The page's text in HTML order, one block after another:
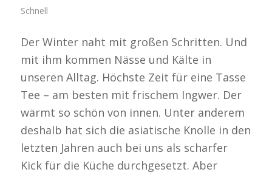
Schnell
Der Winter naht mit großen Schritten. Und
mit ihm kommen Nässe und Kälte in
unseren Alltag. Höchste Zeit für eine Tasse
Tee – am besten mit frischem Ingwer. Der
wärmt so schön von innen. Unter anderem
deshalb hat sich die asiatische Knolle in den
letzten Jahren auch bei uns als scharfer
Kick für die Küche durchgesetzt. Aber